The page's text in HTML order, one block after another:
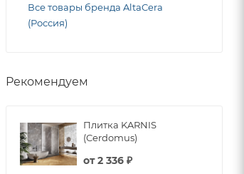
Все товары бренда AltaCera
(Россия)
Рекомендуем
Плитка KARNIS
(Cerdomus)
от2 336 ₽